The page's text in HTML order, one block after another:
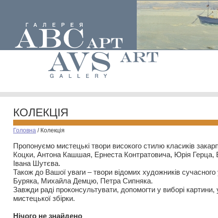
КОЛЕКЦІЯ
Головна / Колекція
Пропонуємо мистецькі твори високого стилю класиків
Коцки, Антона Кашшая, Ернеста Контратовича, Юрія
Івана Шутєва.
Також до Вашої уваги – твори відомих художників
Буряка, Михайла Демцю, Петра Сипняка.
Завжди раді проконсультувати, допомогти у виборі картини,
мистецької збірки.
Нiчого не знайдено